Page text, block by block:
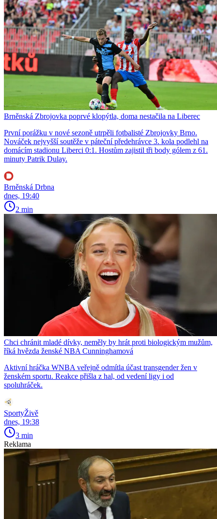
Brněnská Zbrojovka poprvé klopýtla, doma nestačila na Liberec
První porážku v nové sezoně utrpěli fotbalisté Zbrojovky Brno.
Nováček nejvyšší soutěže v páteční předehrávce 3. kola podlehl na
domácím stadionu Liberci 0:1. Hostům zajistil tři body gólem z 61.
minuty Patrik Dulay.
Brněnská Drbna
dnes, 19:40
2 min
Chci chránit mladé dívky, neměly by hrát proti biologickým mužům,
říká hvězda ženské NBA Cunninghamová
Aktivní hráčka WNBA veřejně odmítla účast transgender žen v
ženském sportu. Reakce přišla z hal, od vedení ligy i od
spoluhráček.
SportyŽivě
dnes, 19:38
3 min
Reklama